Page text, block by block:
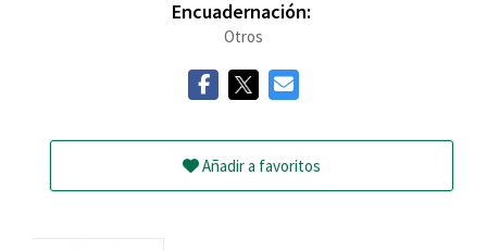
Encuadernación:
Otros
Añadir a favoritos